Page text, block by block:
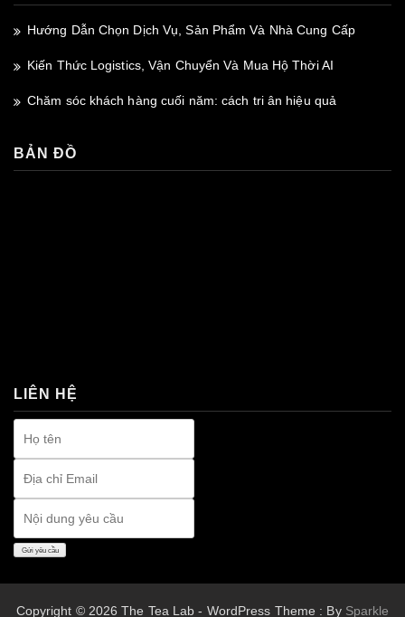
Hướng Dẫn Chọn Dịch Vụ, Sản Phẩm Và Nhà Cung Cấp
Kiến Thức Logistics, Vận Chuyển Và Mua Hộ Thời AI
Chăm sóc khách hàng cuối năm: cách tri ân hiệu quả
BẢN ĐỒ
LIÊN HỆ
Copyright © 2026 The Tea Lab - WordPress Theme : By Sparkle